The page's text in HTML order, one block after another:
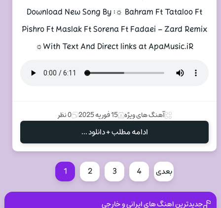
Download New Song By :☼ Bahram Ft Tataloo Ft
Pishro Ft Maslak Ft Sorena Ft Fadaei – Zard Remix
☼With Text And Direct links at ApaMusic.iR
آهنگ های ویژه 15 فوریه 2025 0 نظر
ادامه مطلب + دانلود ...
1 2 3 4 بعدی
جدیدترین اهنگ های ایرانی و خارجی